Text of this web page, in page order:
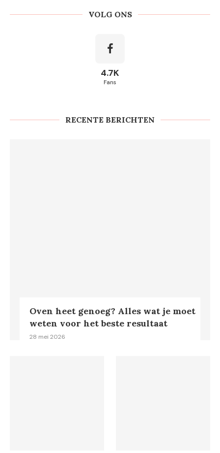
VOLG ONS
4.7K
Fans
RECENTE BERICHTEN
Oven heet genoeg? Alles wat je moet
weten voor het beste resultaat
28 mei 2026